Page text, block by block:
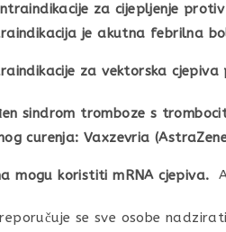
za cijepljenje protiv
je akutna febrilna
za vektorska cjepiva
sindrom tromboze s
curenja: Vaxzevria
mogu koristiti mRNA cjepiva.
se sve osobe